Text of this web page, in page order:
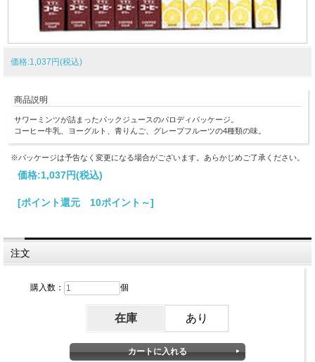
価格:1,037円(税込)
商品説明
サワーミンツが詰まったパックジュースのパロディパッケージ。
コーヒー牛乳、ヨーグルト、青りんご、グレープフルーツの4種類の味。
※パッケージは予告なく変更になる場合がございます。あらかじめご了承ください。
価格:1,037円(税込)
[ポイント還元 10ポイント～]
注文
購入数： 個
在庫 あり